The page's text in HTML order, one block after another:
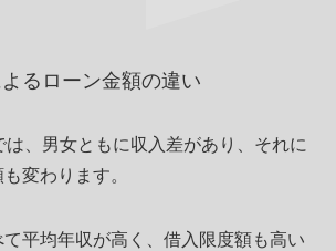
るローン金額の違い
は、男女ともに収入差があり、それに
変わります。
平均年収が高く、借入限度額も高い